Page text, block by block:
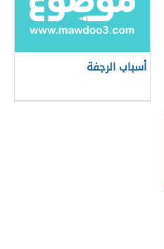
أسباب الرجفة